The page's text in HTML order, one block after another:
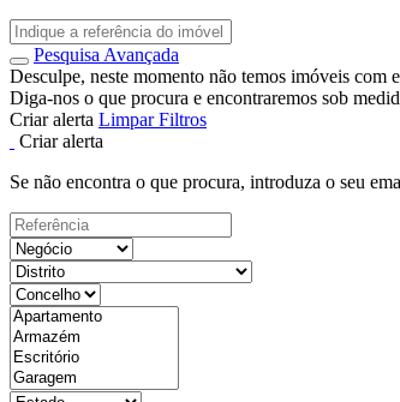
Pesquisa Avançada
Desculpe, neste momento não temos imóveis com
Diga-nos o que procura e encontraremos sob
Criar alerta Limpar Filtros
Criar alerta
Se não encontra o que procura, introduza o seu